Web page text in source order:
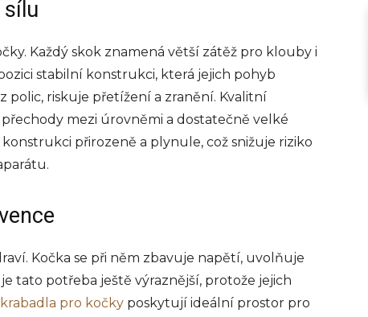
sílu
Každý skok znamená větší zátěž pro klouby i
stabilní konstrukci, která jejich pohyb
riskuje přetížení a zranění. Kvalitní
mezi úrovněmi a dostatečně velké
přirozeně a plynule, což snižuje riziko
Kočka se při něm zbavuje napětí, uvolňuje
tato potřeba ještě výraznější, protože jejich
pro kočky poskytují ideální prostor pro